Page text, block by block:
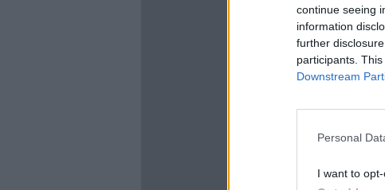
continue seeing
information
further
participants.
Downstream
Personal
I want to